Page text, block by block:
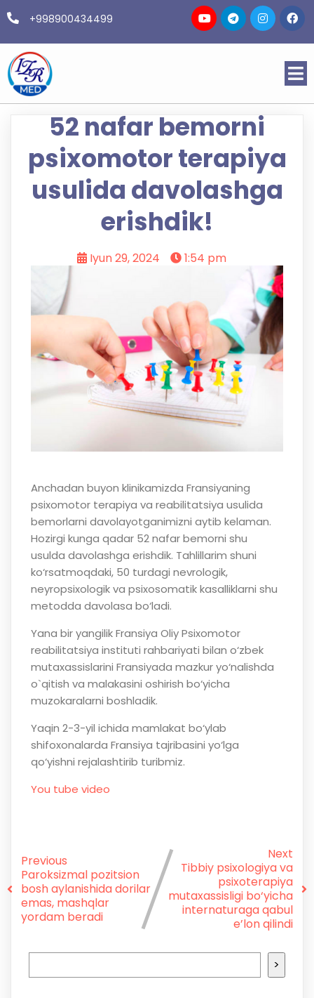
+998900434499
52 nafar bemorni
psixomotor terapiya
usulida davolashga
erishdik!
Iyun 29, 2024 1:54 pm
Anchadan buyon klinikamizda Fransiyaning
psixomotor terapiya va reabilitatsiya usulida
bemorlarni davolayotganimizni aytib kelaman.
Hozirgi kunga qadar 52 nafar bemorni shu
usulda davolashga erishdik. Tahlillarim shuni
ko‘rsatmoqdaki, 50 turdagi nevrologik,
neyropsixologik va psixosomatik kasalliklarni shu
metodda davolasa bo‘ladi.
Yana bir yangilik Fransiya Oliy Psixomotor
reabilitatsiya instituti rahbariyati bilan o‘zbek
mutaxassislarini Fransiyada mazkur yo‘nalishda
o`qitish va malakasini oshirish bo‘yicha
muzokaralarni boshladik.
Yaqin 2-3-yil ichida mamlakat bo‘ylab
shifoxonalarda Fransiya tajribasini yo‘lga
qo‘yishni rejalashtirib turibmiz.
You tube video
Previous
Paroksizmal pozitsion
bosh aylanishida dorilar
emas, mashqlar
yordam beradi
Next
Tibbiy psixologiya va
psixoterapiya
mutaxassisligi bo‘yicha
internaturaga qabul
e’lon qilindi
>